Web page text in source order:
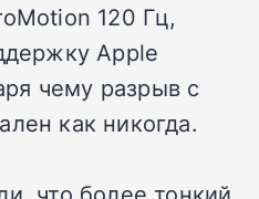
120 Гц,
Apple
чему разрыв с
как никогда.